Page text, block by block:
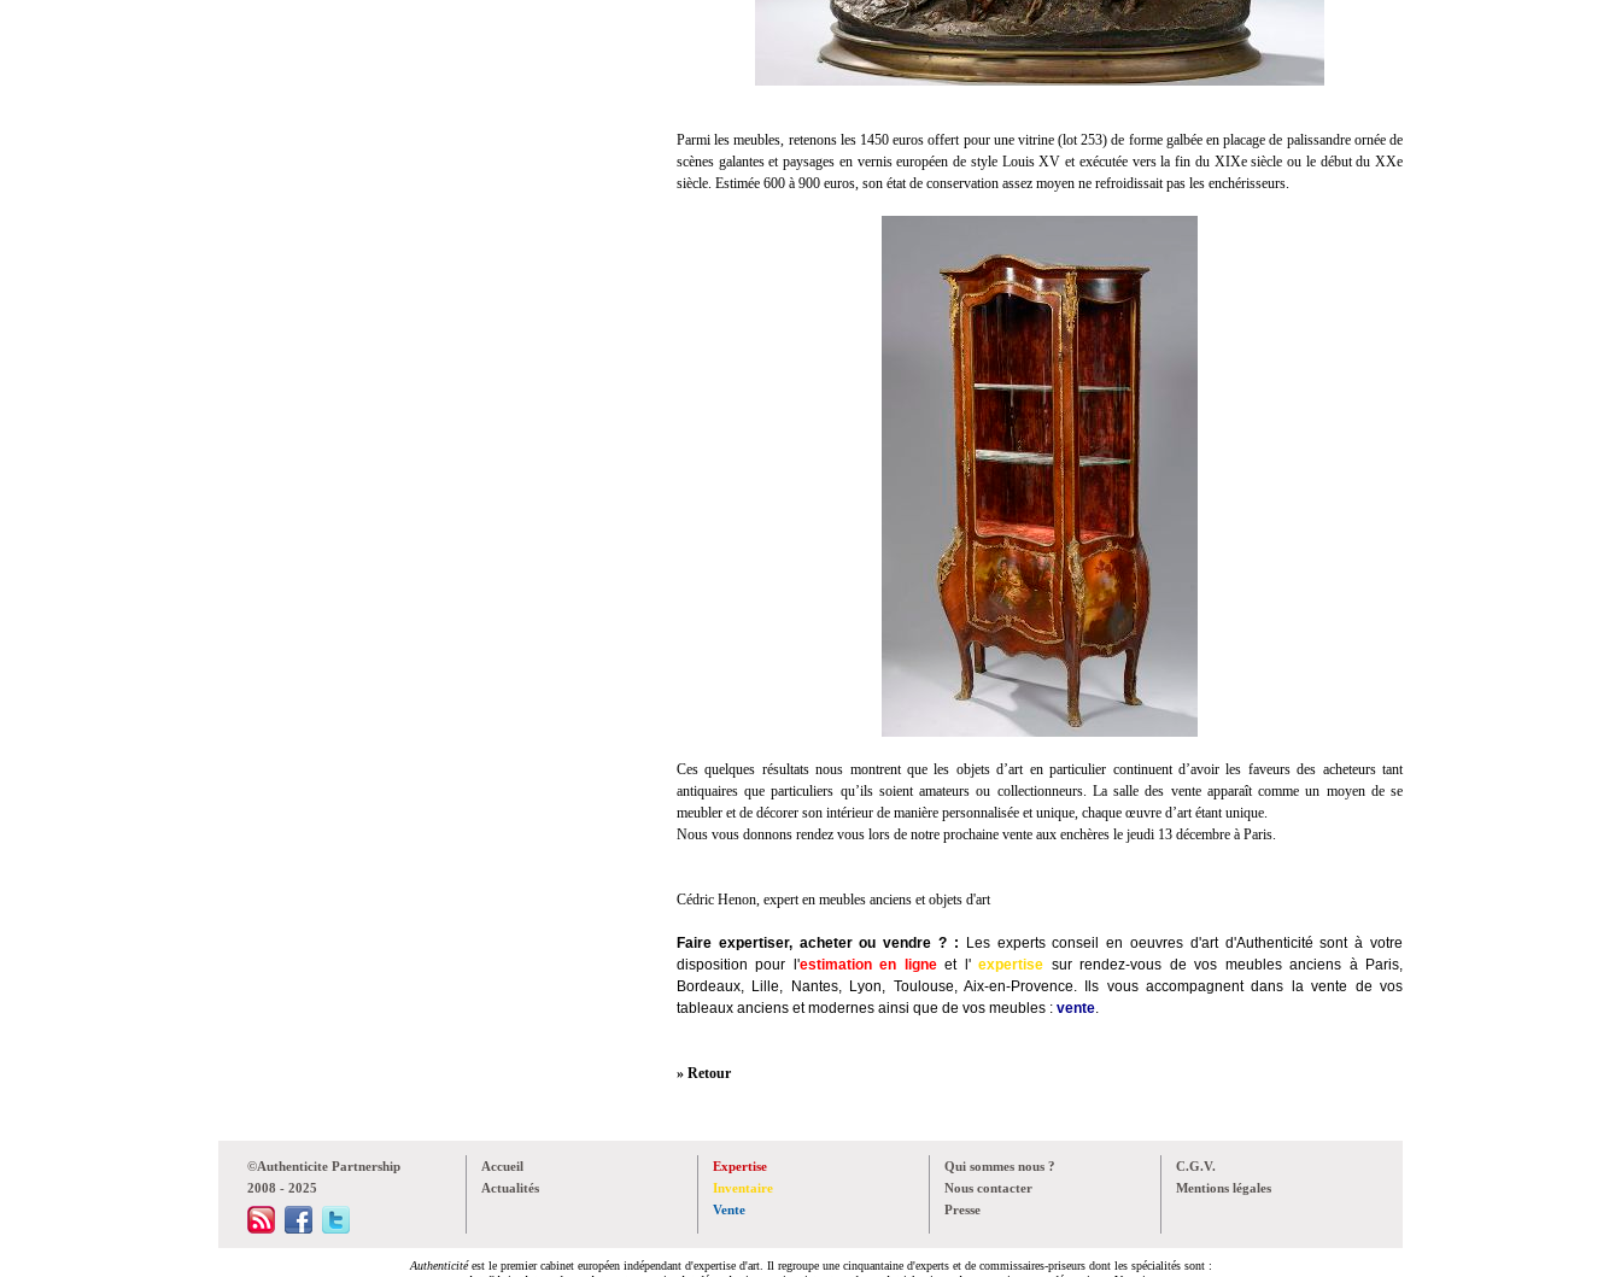
Parmi les meubles, retenons les 1450 euros offert pour une vitrine (lot 253) de forme galbée en placage de palissandre ornée de
scènes galantes et paysages en vernis européen de style Louis XV et exécutée vers la fin du XIXe siècle ou le début du XXe
siècle. Estimée 600 à 900 euros, son état de conservation assez moyen ne refroidissait pas les enchérisseurs.
Ces quelques résultats nous montrent que les objets d’art en particulier continuent d’avoir les faveurs des acheteurs tant
antiquaires que particuliers qu’ils soient amateurs ou collectionneurs. La salle des vente apparaît comme un moyen de se
meubler et de décorer son intérieur de manière personnalisée et unique, chaque œuvre d’art étant unique.
Nous vous donnons rendez vous lors de notre prochaine vente aux enchères le jeudi 13 décembre à Paris.
Cédric Henon, expert en meubles anciens et objets d'art
Faire expertiser, acheter ou vendre ? :
Les experts conseil en oeuvres d'art d'Authenticité sont à votre
disposition pour l'estimation en ligneet l'expertise sur rendez-vous de vos meubles anciens à Paris,
Bordeaux, Lille, Nantes, Lyon, Toulouse, Aix-en-Provence. Ils vous accompagnent dans la vente de vos
tableaux anciens et modernes ainsi que de vos meubles : vente.
» Retour
©Authenticite Partnership
2008 - 2025
Accueil
Actualités
Expertise
Inventaire
Vente
Qui sommes nous ?
Nous contacter
Presse
C.G.V.
Mentions légales
Authenticitéest le premier cabinet européen indépendant d'expertise d'art. Il regroupe une cinquantaine d'experts et de commissaires-priseurs dont les spécialités sont :